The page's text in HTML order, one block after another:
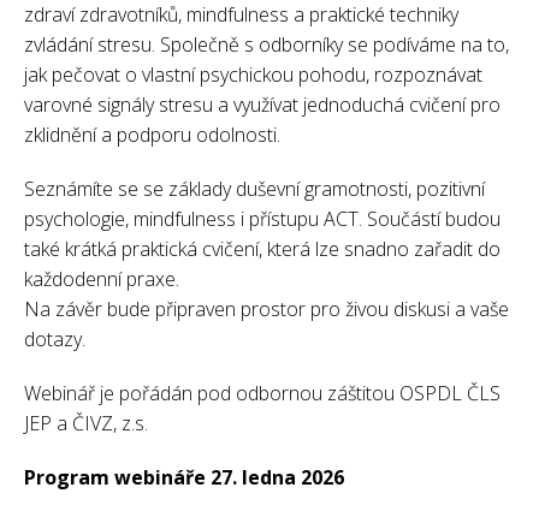
zdraví zdravotníků, mindfulness a praktické techniky
zvládání stresu. Společně s odborníky se podíváme na to,
jak pečovat o vlastní psychickou pohodu, rozpoznávat
varovné signály stresu a využívat jednoduchá cvičení pro
zklidnění a podporu odolnosti.
Seznámíte se se základy duševní gramotnosti, pozitivní
psychologie, mindfulness i přístupu ACT. Součástí budou
také krátká praktická cvičení, která lze snadno zařadit do
každodenní praxe.
Na závěr bude připraven prostor pro živou diskusi a vaše
dotazy.
Webinář je pořádán pod odbornou záštitou OSPDL ČLS
JEP a ČIVZ, z.s.
Program webináře 27. ledna 2026